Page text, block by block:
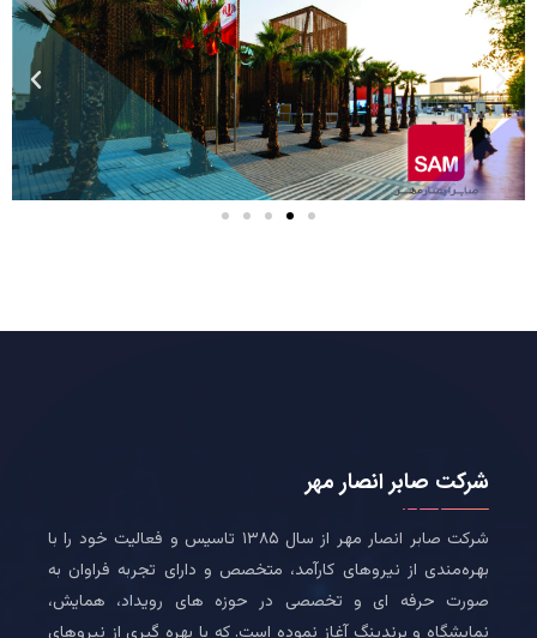
شرکت صابر انصار مهر
شرکت صابر انصار مهر از سال ۱۳۸۵ تاسیس و فعالیت خود را با
بهره‌مندی از نیروهای کارآمد، متخصص و دارای تجربه فراوان به
صورت حرفه ای و تخصصی در حوزه های رویداد، همایش،